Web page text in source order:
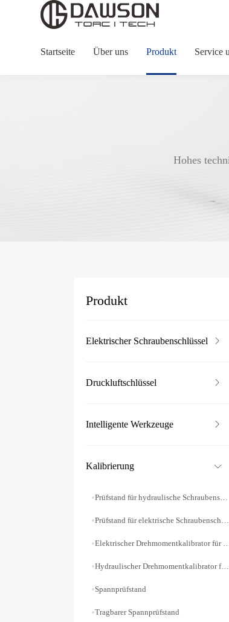
Startseite Über uns Produkt Service
Hohes
Produkt
Elektrischer Schraubenschlüssel
Druckluftschlüssel
Intelligente Werkzeuge
Kalibrierung
Prüfstand für hydraulische Schraubenschlüssel
Prüfstand für elektrische Schraubenschlüssel
Elektrischer Drehmomentkalibrator
Hydraulischer Drehmomentkalibrator für Schraubenschlüssel
Spannprüfstand
Tragbarer Spannprüfstand